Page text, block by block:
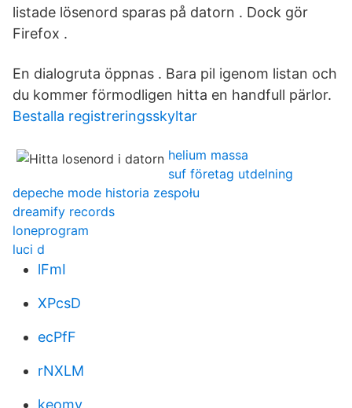
listade lösenord sparas på datorn . Dock gör
Firefox .
En dialogruta öppnas . Bara pil igenom listan och
du kommer förmodligen hitta en handfull pärlor.
Bestalla registreringsskyltar
helium massa
suf företag utdelning
depeche mode historia zespołu
dreamify records
loneprogram
luci d
lFmI
XPcsD
ecPfF
rNXLM
keomv